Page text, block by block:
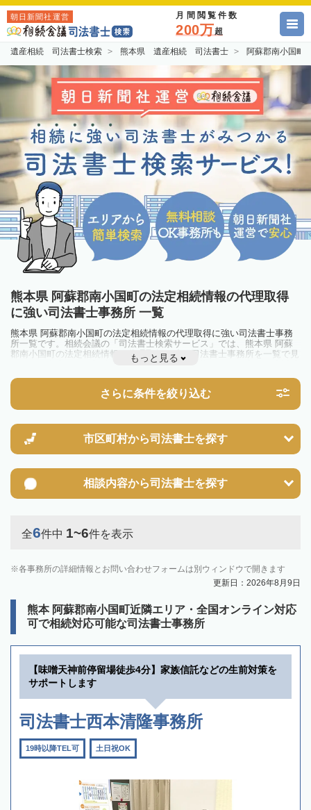
朝日新聞社運営 月間閲覧件数
200万超
遺産相続 司法書士検索 熊本県 遺産相続 司法書士 阿蘇郡南小国
熊本県 阿蘇郡南小国町の法定相続情報の代理取得
に強い司法書士事務所 一覧
熊本県 阿蘇郡南小国町の法定相続情報の代理取得に強い司法書士事務
所一覧です。相続会議の「司法書士検索サービス」では、熊本県 阿蘇
郡南小国町の法定相続情報の代理取得に強い司法書士事務所を一覧で見
ることが出来ます。相続のトラブルやお悩みを抱えている方は一度近隣
もっと見る
さらに条件を絞り込む
市区町村から司法書士を探す
相談内容から司法書士を探す
全6件中 1~6件を表示
各事務所の詳細情報とお問い合わせフォームは別ウィンドウで開きます
更新日：2026年8月9日
熊本 阿蘇郡南小国町近隣エリア・全国オンライン対応
可で相続対応可能な司法書士事務所
【味噌天神前停留場徒歩4分】家族信託などの生前対策を
サポートします
司法書士西本清隆事務所
19時以降TEL可 土日祝OK